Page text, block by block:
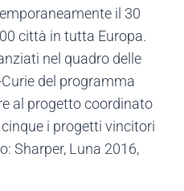
il 30
città in tutta Europa.
nel quadro delle
del programma
al progetto coordinato
i progetti vincitori
Sharper, Luna 2016,